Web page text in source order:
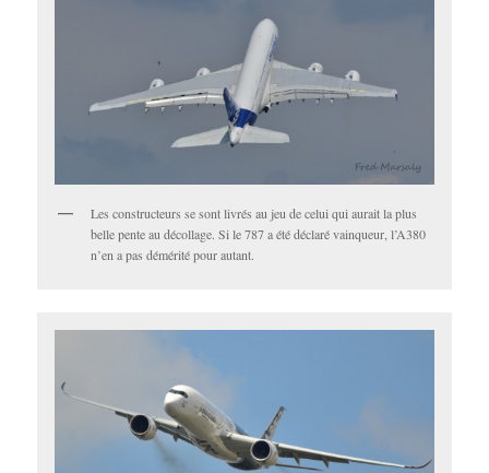
Les constructeurs se sont livrés au jeu de celui qui aurait la plus
belle pente au décollage. Si le 787 a été déclaré vainqueur, l’A380
n’en a pas démérité pour autant.